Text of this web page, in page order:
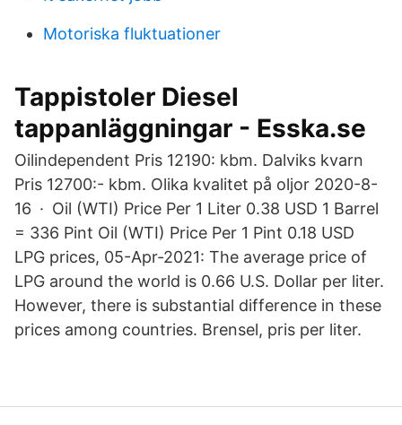
Motoriska fluktuationer
Tappistoler Diesel
tappanläggningar - Esska.se
Oilindependent Pris 12190: kbm. Dalviks kvarn
Pris 12700:- kbm. Olika kvalitet på oljor 2020-8-
16 · Oil (WTI) Price Per 1 Liter 0.38 USD 1 Barrel
= 336 Pint Oil (WTI) Price Per 1 Pint 0.18 USD
LPG prices, 05-Apr-2021: The average price of
LPG around the world is 0.66 U.S. Dollar per liter.
However, there is substantial difference in these
prices among countries. Brensel, pris per liter.